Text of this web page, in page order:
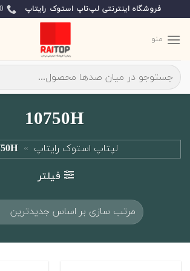
to
content
فروشگاه اینترنتی لپ‌تاپ استوک رایتاپ
منو
جستجو
برای:
10750H
لپتاپ استوک رایتاپ »
فیلتر